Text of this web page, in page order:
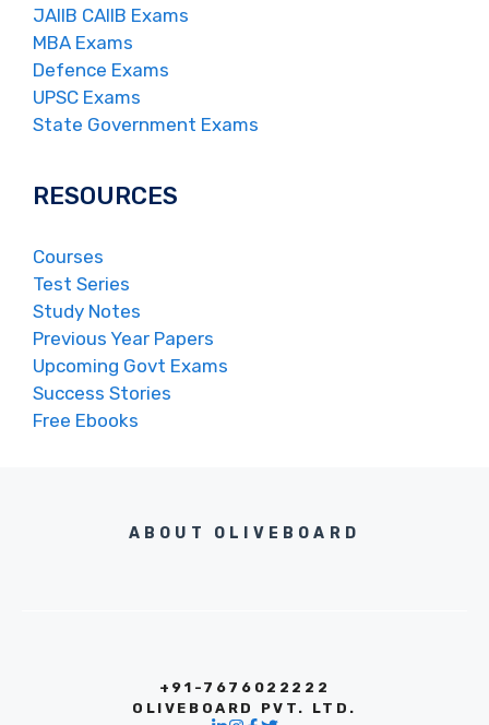
JAIIB CAIIB Exams
MBA Exams
Defence Exams
UPSC Exams
State Government Exams
RESOURCES
Courses
Test Series
Study Notes
Previous Year Papers
Upcoming Govt Exams
Success Stories
Free Ebooks
ABOUT OLIVEBOARD
+91-7676022222
OLIVEBOARD PVT. LTD.